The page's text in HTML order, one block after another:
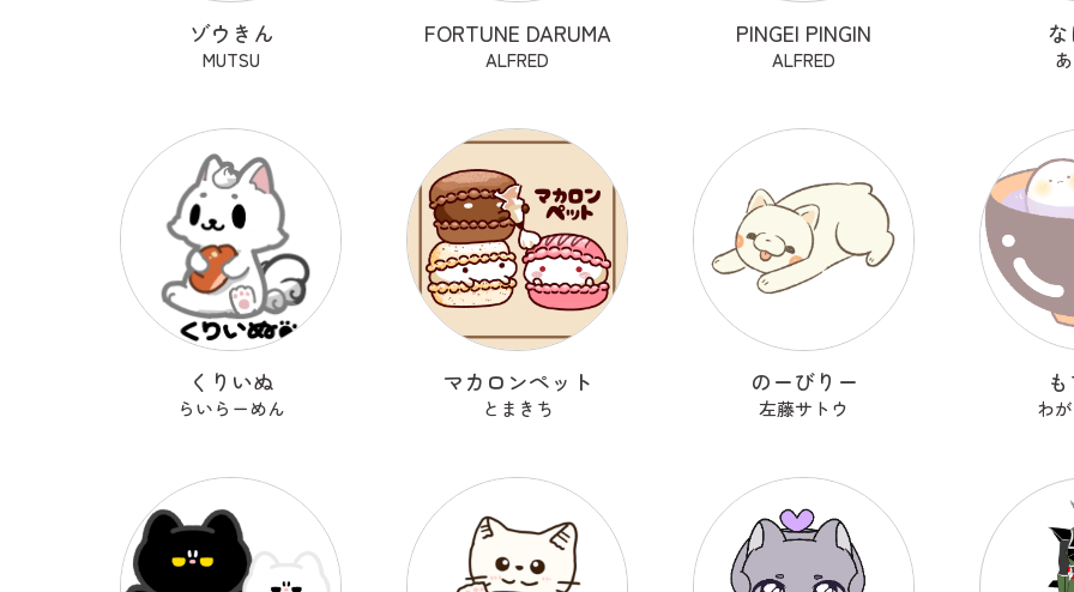
ゾウきん
MUTSU
FORTUNE DARUMA
ALFRED
PINGEI PINGIN
ALFRED
くりいぬ
らいらーめん
マカロンペット
とまきち
のーびりー
左藤サトウ わ